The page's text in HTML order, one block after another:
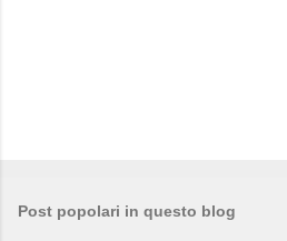
Post popolari in questo blog